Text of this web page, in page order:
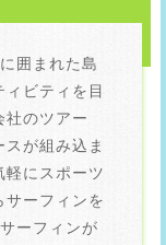
囲まれた島
ビティを目
社のツアー
が組み込ま
軽にスポーツ
サーフィンを
ーフィンが